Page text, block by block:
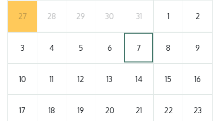
27 28 29 30 31 1 2
3 4 5 6 7 8 9
10 11 12 13 14 15 16
17 18 19 20 21 22 23